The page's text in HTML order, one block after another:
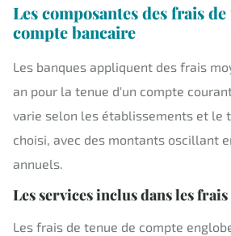
Les composantes des frais
compte bancaire
Les banques appliquent des frais
an pour la tenue d'un compte
varie selon les établissements et le
choisi, avec des montants oscillant
annuels.
Les services inclus dans les
Les frais de tenue de compte